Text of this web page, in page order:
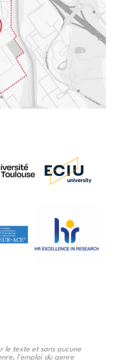
le texte et sans aucune
l'emploi du genre